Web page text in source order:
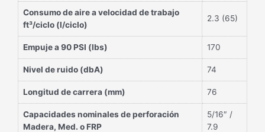
Consumo de aire a velocidad de trabajo
ft³/ciclo (l/ciclo)
2.3 (65)
Empuje a 90 PSI (lbs) 170
Nivel de ruido (dbA) 74
Longitud de carrera (mm) 76
Capacidades nominales de perforación
Madera, Med. o FRP
5/16″ /
7.9